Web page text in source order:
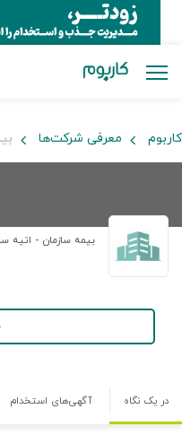
کاربوم معرفی شرکت‌ها
بیمه سازمان - اتیه
در یک نگاه آگهی‌های استخدام